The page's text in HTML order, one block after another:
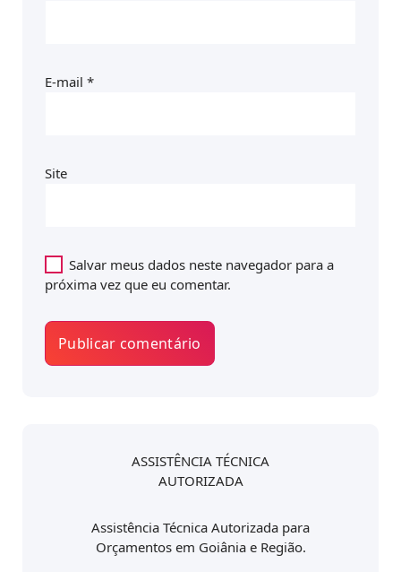
E-mail *
Site
Salvar meus dados neste navegador para a
próxima vez que eu comentar.
ASSISTÊNCIA TÉCNICA
AUTORIZADA
Assistência Técnica Autorizada para
Orçamentos em Goiânia e Região.